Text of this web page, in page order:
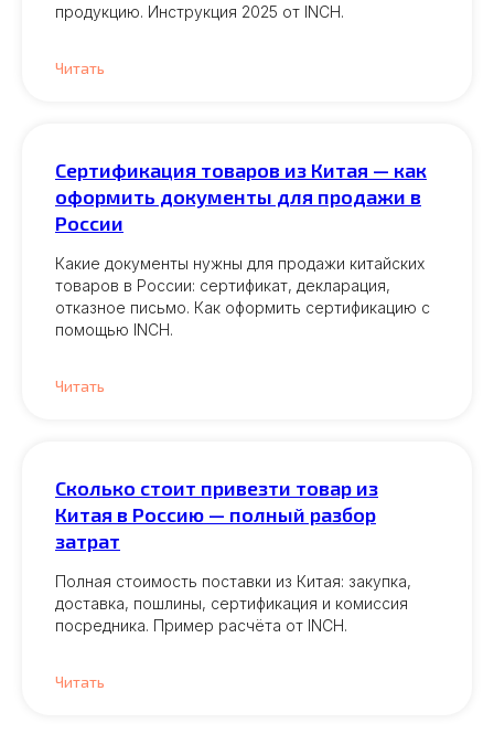
продукцию. Инструкция 2025 от INCH.
Читать
Сертификация товаров из Китая — как
оформить документы для продажи в
России
Какие документы нужны для продажи китайских
товаров в России: сертификат, декларация,
отказное письмо. Как оформить сертификацию с
помощью INCH.
Читать
Сколько стоит привезти товар из
Китая в Россию — полный разбор
затрат
Полная стоимость поставки из Китая: закупка,
доставка, пошлины, сертификация и комиссия
посредника. Пример расчёта от INCH.
Читать